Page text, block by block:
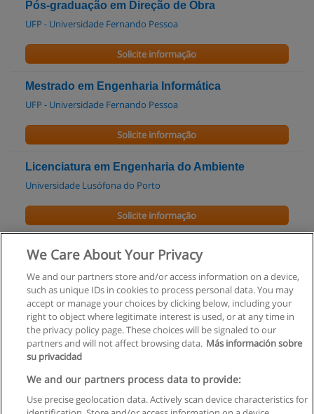
Pós-graduação em Direção de Obra
UFP - Universidade Fernando Pessoa
Solicite informação
Mestrado em Engenharia Informática
UFP - Universidade Fernando Pessoa
Solicite informação
Licenciatura em Engenharia do Ambiente
Universidade Lusófona do Porto
Solicite informação
Licenciatura em Engenharia Civil
Solicite informação
Regras de uso
Privacidade de dados
We Care About Your Privacy
We and our partners store and/or access information on a device,
such as unique IDs in cookies to process personal data. You may
accept or manage your choices by clicking below, including your
right to object where legitimate interest is used, or at any time in
the privacy policy page. These choices will be signaled to our
partners and will not affect browsing data. Más información sobre
su privacidad
We and our partners process data to provide:
Use precise geolocation data. Actively scan device characteristics for